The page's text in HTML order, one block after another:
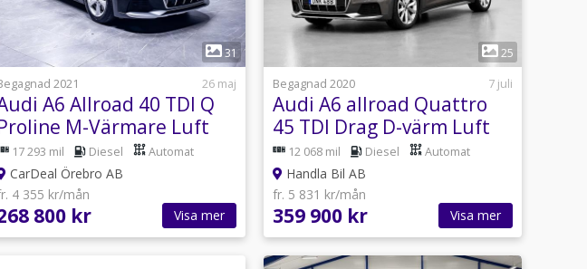
1
31
2021
26 maj
A6 Allroad 40 TDI Q
M-Värmare Luft
Drag MOMS
17 293 mil Diesel Automat
CarDeal Örebro AB
4 355 kr/mån
800 kr Visa mer
25
Begagnad 2020
7 juli
Audi A6 allroad Quattro
45 TDI Drag D-värm Luft
Matrix AdaptivF 231hk
12 068 mil Diesel Automat
Handla Bil AB
fr. 5 831 kr/mån
359 900 kr Visa mer